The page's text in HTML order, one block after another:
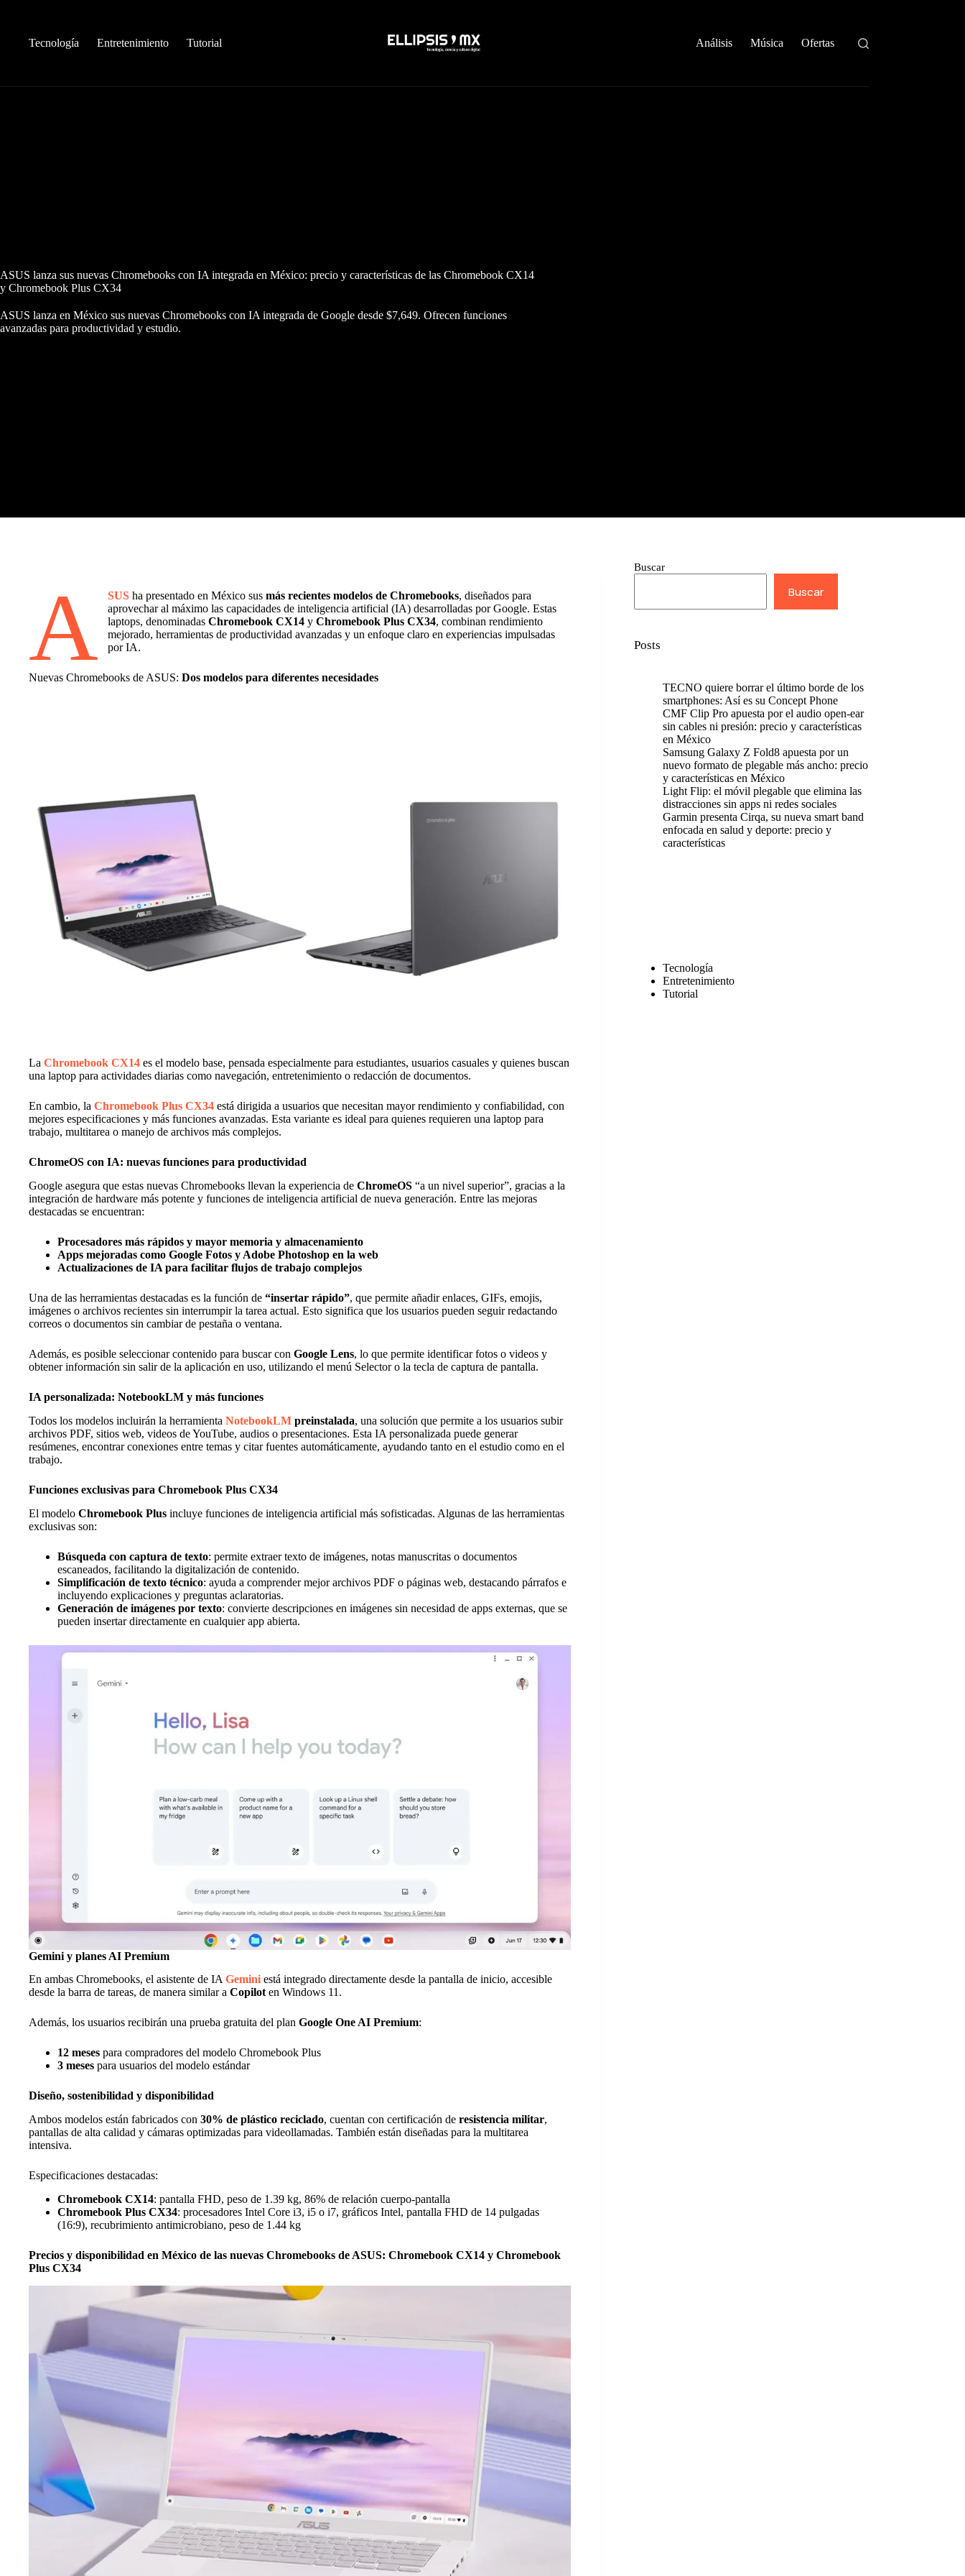
Tecnología
Entretenimiento Tutorial Análisis Música Ofertas
ASUS lanza sus nuevas Chromebooks con IA integrada en México: precio y características de las Chromebook CX14
y Chromebook Plus CX34
ASUS lanza en México sus nuevas Chromebooks con IA integrada de Google desde $7,649. Ofrecen funciones
avanzadas para productividad y estudio.
A SUS ha presentado en México susmás recientes modelos de Chromebooks, diseñados para
aprovechar al máximo las capacidades de inteligencia artificial (IA) desarrolladas por Google. Estas
laptops, denominadasChromebook CX14 yChromebook Plus CX34, combinan rendimiento
mejorado, herramientas de productividad avanzadas y un enfoque claro en experiencias impulsadas
por IA.
Nuevas Chromebooks de ASUS: Dos modelos para diferentes necesidades
La Chromebook CX14 es el modelo base, pensada especialmente para estudiantes, usuarios casuales y quienes buscan
una laptop para actividades diarias como navegación, entretenimiento o redacción de documentos.
En cambio, la Chromebook Plus CX34 está dirigida a usuarios que necesitan mayor rendimiento y confiabilidad, con
mejores especificaciones y más funciones avanzadas. Esta variante es ideal para quienes requieren una laptop para
trabajo, multitarea o manejo de archivos más complejos.
ChromeOS con IA: nuevas funciones para productividad
Google asegura que estas nuevas Chromebooks llevan la experiencia de ChromeOS “a un nivel superior”, gracias a la
integración de hardware más potente y funciones de inteligencia artificial de nueva generación. Entre las mejoras
destacadas se encuentran:
Procesadores más rápidos y mayor memoria y almacenamiento
Apps mejoradas como Google Fotos y Adobe Photoshop en la web
Actualizaciones de IA para facilitar flujos de trabajo complejos
Una de las herramientas destacadas es la función de “insertar rápido”, que permite añadir enlaces, GIFs, emojis,
imágenes o archivos recientes sin interrumpir la tarea actual. Esto significa que los usuarios pueden seguir redactando
correos o documentos sin cambiar de pestaña o ventana.
Además, es posible seleccionar contenido para buscar con Google Lens, lo que permite identificar fotos o videos y
obtener información sin salir de la aplicación en uso, utilizando el menú Selector o la tecla de captura de pantalla.
IA personalizada: NotebookLM y más funciones
Todos los modelos incluirán la herramienta NotebookLM preinstalada, una solución que permite a los usuarios subir
archivos PDF, sitios web, videos de YouTube, audios o presentaciones. Esta IA personalizada puede generar
resúmenes, encontrar conexiones entre temas y citar fuentes automáticamente, ayudando tanto en el estudio como en el
trabajo.
Funciones exclusivas para Chromebook Plus CX34
El modelo Chromebook Plus incluye funciones de inteligencia artificial más sofisticadas. Algunas de las herramientas
exclusivas son:
Búsqueda con captura de texto: permite extraer texto de imágenes, notas manuscritas o documentos
escaneados, facilitando la digitalización de contenido.
Simplificación de texto técnico: ayuda a comprender mejor archivos PDF o páginas web, destacando párrafos e
incluyendo explicaciones y preguntas aclaratorias.
Generación de imágenes por texto: convierte descripciones en imágenes sin necesidad de apps externas, que se
pueden insertar directamente en cualquier app abierta.
Gemini y planes AI Premium
En ambas Chromebooks, el asistente de IAGeminiestá integrado directamente desde la pantalla de inicio, accesible
desde la barra de tareas, de manera similar a Copiloten Windows 11.
Además, los usuarios recibirán una prueba gratuita del plan Google One AI Premium:
12 meses para compradores del modelo Chromebook Plus
3 meses para usuarios del modelo estándar
Diseño, sostenibilidad y disponibilidad
Ambos modelos están fabricados con 30% de plástico reciclado, cuentan con certificación de resistencia militar,
pantallas de alta calidad y cámaras optimizadas para videollamadas. También están diseñadas para la multitarea
intensiva.
Especificaciones destacadas:
Chromebook CX14: pantalla FHD, peso de 1.39 kg, 86% de relación cuerpo-pantalla
Chromebook Plus CX34: procesadores Intel Core i3, i5 o i7, gráficos Intel, pantalla FHD de 14 pulgadas
(16:9), recubrimiento antimicrobiano, peso de 1.44 kg
Precios y disponibilidad en México de las nuevas Chromebooks de ASUS: Chromebook CX14 y Chromebook
Plus CX34
Buscar
Buscar
Posts
TECNO quiere borrar el último borde de los
smartphones: Así es su Concept Phone
CMF Clip Pro apuesta por el audio open-ear
sin cables ni presión: precio y características
en México
Samsung Galaxy Z Fold8 apuesta por un
nuevo formato de plegable más ancho: precio
y características en México
Light Flip: el móvil plegable que elimina las
distracciones sin apps ni redes sociales
Garmin presenta Cirqa, su nueva smart band
enfocada en salud y deporte: precio y
características
Tecnología
Entretenimiento
Tutorial